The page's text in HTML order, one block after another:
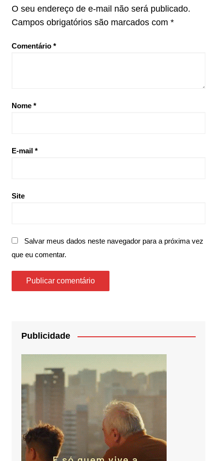
O seu endereço de e-mail não será publicado.
Campos obrigatórios são marcados com *
Comentário *
Nome *
E-mail *
Site
Salvar meus dados neste navegador para a próxima vez
que eu comentar.
Publicidade